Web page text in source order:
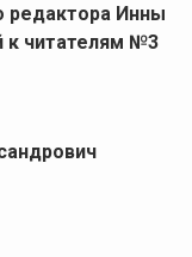
редактора Инны
к читателям №3